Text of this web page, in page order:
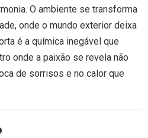
O ambiente se transforma
onde o mundo exterior deixa
é a química inegável que
onde a paixão se revela não
de sorrisos e no calor que